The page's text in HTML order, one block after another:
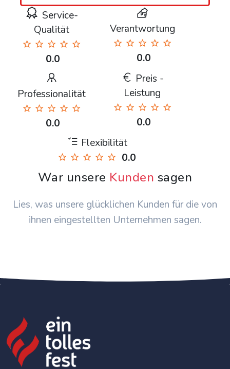
Service-
Qualität
0.0
Verantwortung
0.0
Professionalität
0.0
Preis -
Leistung
0.0
Flexibilität
0.0
War unsere Kunden sagen
Lies, was unsere glücklichen Kunden für die von
ihnen eingestellten Unternehmen sagen.